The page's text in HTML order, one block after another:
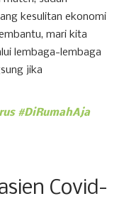
kesulitan ekonomi
mari kita
lembaga-lembaga
jika
#DiRumahAja
Covid-